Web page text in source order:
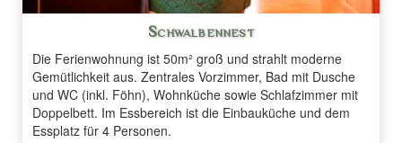
Schwalbennest
Die Ferienwohnung ist 50m² groß und strahlt moderne
Gemütlichkeit aus. Zentrales Vorzimmer, Bad mit Dusche
und WC (inkl. Föhn), Wohnküche sowie Schlafzimmer mit
Doppelbett. Im Essbereich ist die Einbauküche und dem
Essplatz für 4 Personen.